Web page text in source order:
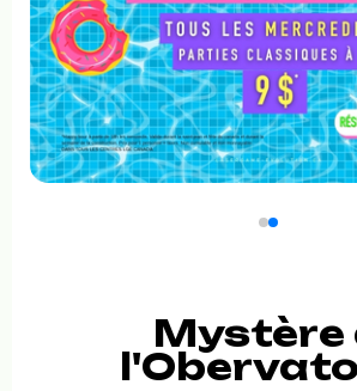
Mystère